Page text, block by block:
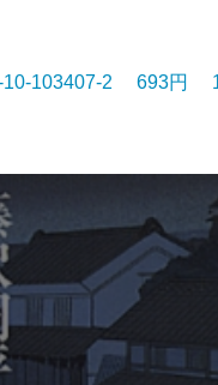
103407-2 693円